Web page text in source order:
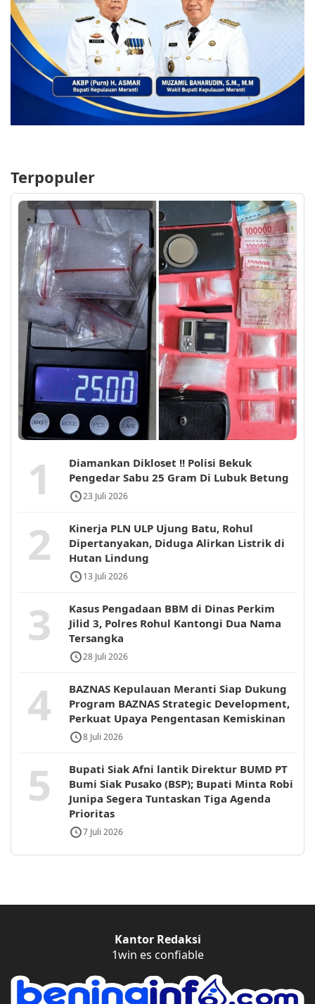
Terpopuler
1
Diamankan Dikloset !! Polisi Bekuk
Pengedar Sabu 25 Gram Di Lubuk Betung
23 Juli 2026
2
Kinerja PLN ULP Ujung Batu, Rohul
Dipertanyakan, Diduga Alirkan Listrik di
Hutan Lindung
13 Juli 2026
3
Kasus Pengadaan BBM di Dinas Perkim
Jilid 3, Polres Rohul Kantongi Dua Nama
Tersangka
28 Juli 2026
4
BAZNAS Kepulauan Meranti Siap Dukung
Program BAZNAS Strategic Development,
Perkuat Upaya Pengentasan Kemiskinan
8 Juli 2026
5
Bupati Siak Afni lantik Direktur BUMD PT
Bumi Siak Pusako (BSP); Bupati Minta Robi
Junipa Segera Tuntaskan Tiga Agenda
Prioritas
7 Juli 2026
Kantor Redaksi
1win es confiable